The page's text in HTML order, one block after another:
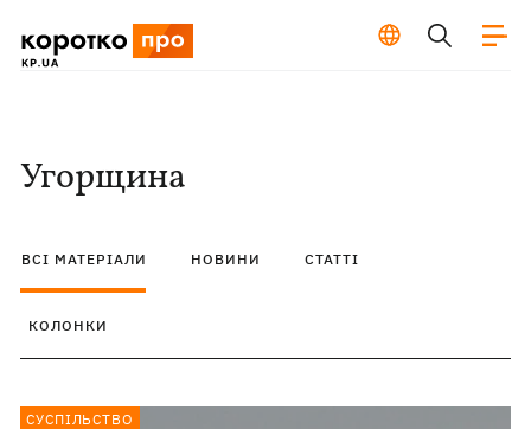
Угорщина
ВСІ МАТЕРІАЛИ НОВИНИ СТАТТІ
КОЛОНКИ
СУСПІЛЬСТВО